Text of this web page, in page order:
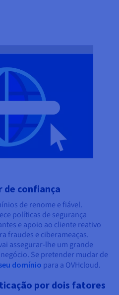
de confiança
de renome e fiável.
políticas de segurança
e apoio ao cliente reativo
fraudes e ciberameaças.
assegurar-lhe um grande
Se pretender mudar de
domínio para a OVHcloud.
por dois fatores